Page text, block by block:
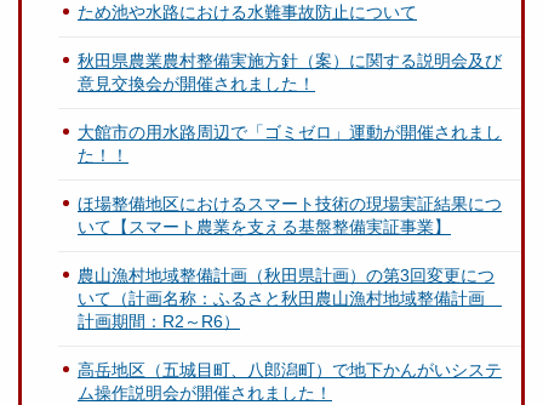
ため池や水路における水難事故防止について
秋田県農業農村整備実施方針（案）に関する説明会及び
意見交換会が開催されました！
大館市の用水路周辺で「ゴミゼロ」運動が開催されまし
た！！
ほ場整備地区におけるスマート技術の現場実証結果につ
いて【スマート農業を支える基盤整備実証事業】
農山漁村地域整備計画（秋田県計画）の第3回変更につ
いて（計画名称：ふるさと秋田農山漁村地域整備計画
計画期間：R2～R6）
高岳地区（五城目町、八郎潟町）で地下かんがいシステ
ム操作説明会が開催されました！